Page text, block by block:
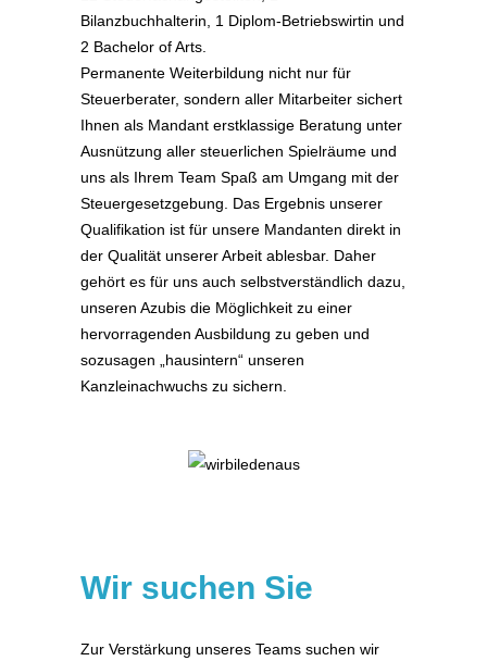
Bilanzbuchhalterin, 1 Diplom-Betriebswirtin und
2 Bachelor of Arts.
Permanente Weiterbildung nicht nur für
Steuerberater, sondern aller Mitarbeiter sichert
Ihnen als Mandant erstklassige Beratung unter
Ausnützung aller steuerlichen Spielräume und
uns als Ihrem Team Spaß am Umgang mit der
Steuergesetzgebung. Das Ergebnis unserer
Qualifikation ist für unsere Mandanten direkt in
der Qualität unserer Arbeit ablesbar. Daher
gehört es für uns auch selbstverständlich dazu,
unseren Azubis die Möglichkeit zu einer
hervorragenden Ausbildung zu geben und
sozusagen „hausintern“ unseren
Kanzleinachwuchs zu sichern.
Wir suchen Sie
Zur Verstärkung unseres Teams suchen wir